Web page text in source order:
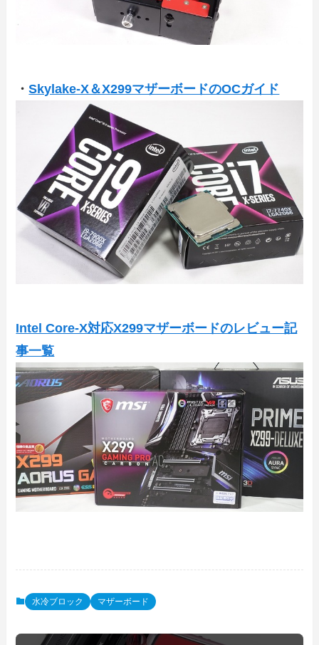
・Skylake-X＆X299マザーボードのOCガイド
Intel Core-X対応X299マザーボードのレビュー記
事一覧
水冷ブロック マザーボード